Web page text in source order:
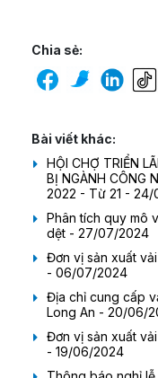
Chia sẻ:
Bài viết khác:
HỘI CHỢ TRIỂN
BỊ NGÀNH CÔNG
2022 - Từ 21 -
Phân tích quy mô
dệt - 27/07/2024
Đơn vị sản xuất
- 06/07/2024
Địa chỉ cung cấp
Long An - 20/06/
Đơn vị sản xuất
- 19/06/2024